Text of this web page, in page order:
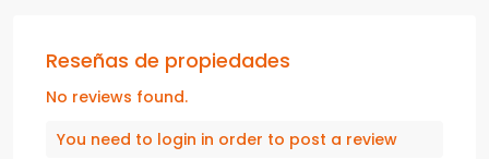
Reseñas de propiedades
No reviews found.
You need to login in order to post a review